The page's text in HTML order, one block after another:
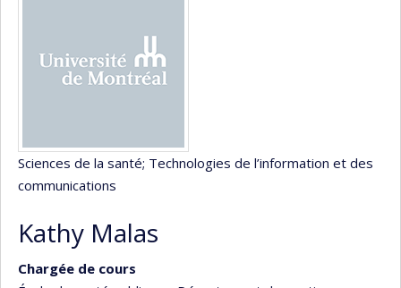
Sciences de la santé; Technologies de l’information et des
communications
Kathy Malas
Chargée de cours